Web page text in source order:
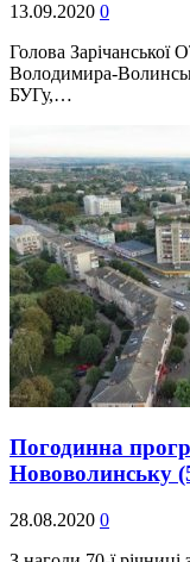
13.09.2020 0
Голова Зарічанської
Володимира-
БУГу,…
Погодинна
Нововолинську
28.08.2020 0